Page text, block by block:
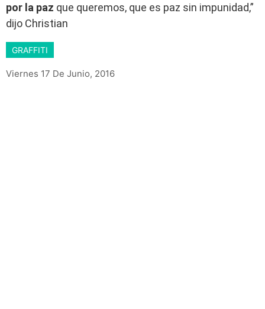
por la paz que queremos, que es paz sin impunidad,”
dijo Christian
GRAFFITI
Viernes 17 De Junio, 2016